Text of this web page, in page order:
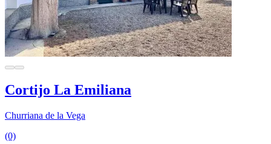
Cortijo La Emiliana
Churriana de la Vega
(0)